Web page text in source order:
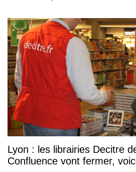
Lyon : les librairies Decitre
Confluence vont fermer,